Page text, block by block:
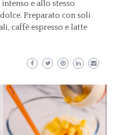
e allo stesso
Preparato con soli
caffè espresso e latte